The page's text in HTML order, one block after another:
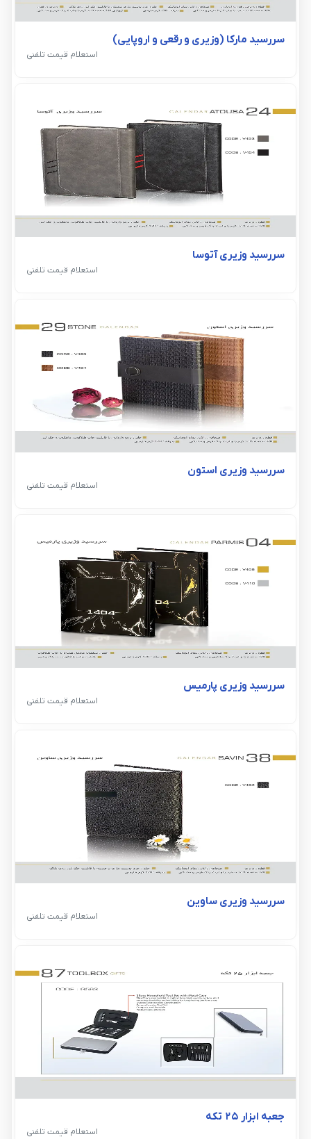
سررسید مارکا (وزیری و رقعی و اروپایی)
استعلام قیمت تلفنی
سررسید وزیری آتوسا
استعلام قیمت تلفنی
سررسید وزیری استون
استعلام قیمت تلفنی
سررسید وزیری پارمیس
استعلام قیمت تلفنی
سررسید وزیری ساوین
استعلام قیمت تلفنی
جعبه ابزار 25 تکه
استعلام قیمت تلفنی